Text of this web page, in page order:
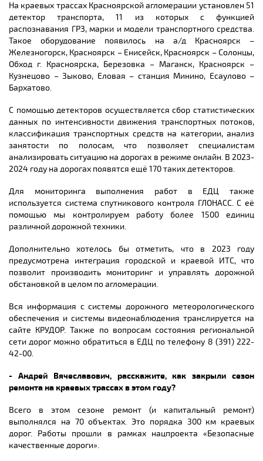
На краевых трассах Красноярской агломерации установлен 51
детектор транспорта, 11 из которых с функцией
распознавания ГРЗ, марки и модели транспортного средства.
Такое оборудование появилось на а/д Красноярск –
Железногорск, Красноярск – Енисейск, Красноярск – Солонцы,
Обход г. Красноярска, Березовка – Маганск, Красноярск –
Кузнецово – Зыково, Еловая – станция Минино, Есаулово –
Бархатово.
С помощью детекторов осуществляется сбор статистических
данных по интенсивности движения транспортных потоков,
классификация транспортных средств на категории, анализ
занятости по полосам, что позволяет специалистам
анализировать ситуацию на дорогах в режиме онлайн. В 2023-
2024 году на дорогах появятся ещё 170 таких детекторов.
Для мониторинга выполнения работ в ЕДЦ также
используется система спутникового контроля ГЛОНАСС. С её
помощью мы контролируем работу более 1500 единиц
различной дорожной техники.
Дополнительно хотелось бы отметить, что в 2023 году
предусмотрена интеграция городской и краевой ИТС, что
позволит производить мониторинг и управлять дорожной
обстановкой в целом по агломерации.
Вся информация с системы дорожного метеорологического
обеспечения и системы видеонаблюдения транслируется на
сайте КРУДОР. Также по вопросам состояния региональной
сети дорог можно обратиться в ЕДЦ по телефону 8 (391) 222-
42-00.
- Андрей Вячеславович, расскажите, как закрыли сезон
ремонта на краевых трассах в этом году?
Всего в этом сезоне ремонт (и капитальный ремонт)
выполнялся на 70 объектах. Это порядка 300 км краевых
дорог. Работы прошли в рамках нацпроекта «Безопасные
качественные дороги».